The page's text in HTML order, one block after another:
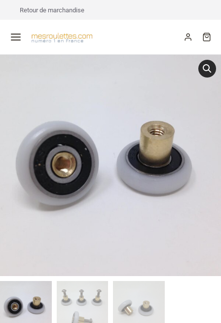
Retour de marchandise